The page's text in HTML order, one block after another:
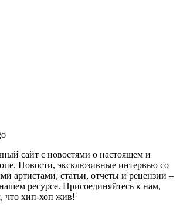
сайт с новостями о настоящем и
Новости, эксклюзивные интервью со
артистами, статьи, отчеты и рецензии –
ресурсе. Присоединяйтесь к нам,
что хип-хоп жив!